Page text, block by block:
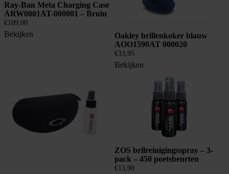
Ray-Ban Meta Charging Case
ARW0001AT-000001 – Bruin
€109,00
Bekijken
Oakley brillenkoker blauw
AOO1590AT 000020
€33,95
Bekijken
ZOS brilreinigingsspray – 3-
pack – 450 poetsbeurten
€13,90